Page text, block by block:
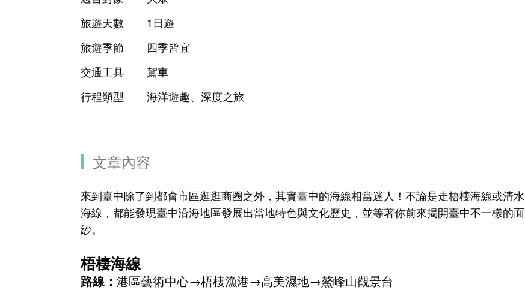
旅遊天數
1日遊
旅遊季節
四季皆宜
交通工具
駕車
行程類型
海洋遊趣、深度之旅
文章內容
來到臺中除了到都會市區逛逛商圈之外，其實臺中的海線相當迷人！不論是走梧棲海線或清水
海線，都能發現臺中沿海地區發展出當地特色與文化歷史，並等著你前來揭開臺中不一樣的面
紗。
梧棲海線
路線：港區藝術中心→梧棲漁港→高美濕地→鰲峰山觀景台